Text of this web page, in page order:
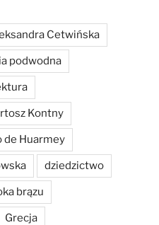
Cetwińska
podwodna
Kontny
de Huarmey
dziedzictwo
brązu
Grecja